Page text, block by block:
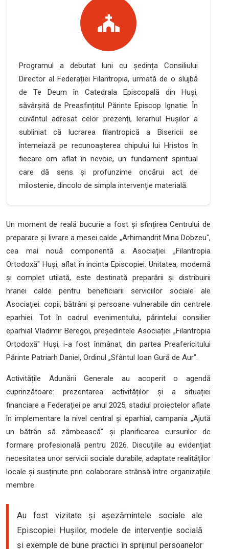
Programul a debutat luni cu ședința Consiliului
Director al Federației Filantropia, urmată de o slujbă
de Te Deum în Catedrala Episcopală din Huși,
săvârșită de Preasfințitul Părinte Episcop Ignatie. În
cuvântul adresat celor prezenți, Ierarhul Hușilor a
subliniat că lucrarea filantropică a Bisericii se
întemeiază pe recunoașterea chipului lui Hristos în
fiecare om aflat în nevoie, un fundament spiritual
care dă sens și profunzime oricărui act de
milostenie, dincolo de simpla intervenție materială.
Un moment de reală bucurie a fost și sfințirea Centrului de
preparare și livrare a mesei calde „Arhimandrit Mina Dobzeu",
cea mai nouă componentă a Asociației „Filantropia
Ortodoxă" Huși, aflat în incinta Episcopiei. Unitatea, modernă
și complet utilată, este destinată preparării și distribuirii
hranei calde pentru beneficiarii serviciilor sociale ale
Asociației: copii, bătrâni și persoane vulnerabile din centrele
eparhiei. Tot în cadrul evenimentului, părintelui consilier
eparhial Vladimir Beregoi, președintele Asociației „Filantropia
Ortodoxă" Huși, i-a fost înmânat, din partea Preafericitului
Părinte Patriarh Daniel, Ordinul „Sfântul Ioan Gură de Aur".
Activitățile Adunării Generale au acoperit o agendă
cuprinzătoare: prezentarea activităților și a situației
financiare a Federației pe anul 2025, stadiul proiectelor aflate
în implementare la nivel central și eparhial, campania „Ajută
un bătrân să zâmbească" și planificarea cursurilor de
formare profesională pentru 2026. Discuțiile au evidențiat
necesitatea unor servicii sociale durabile, adaptate realităților
locale și susținute prin colaborare strânsă între organizațiile
membre.
Au fost vizitate și așezămintele sociale ale
Episcopiei Hușilor, modele de intervenție socială
și exemple de bune practici în sprijinul persoanelor